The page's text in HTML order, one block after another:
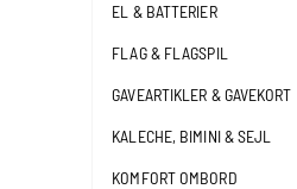
EL & BATTERIER
FLAG & FLAGSPIL
GAVEARTIKLER & GAVEKORT
KALECHE, BIMINI & SEJL
KOMFORT OMBORD